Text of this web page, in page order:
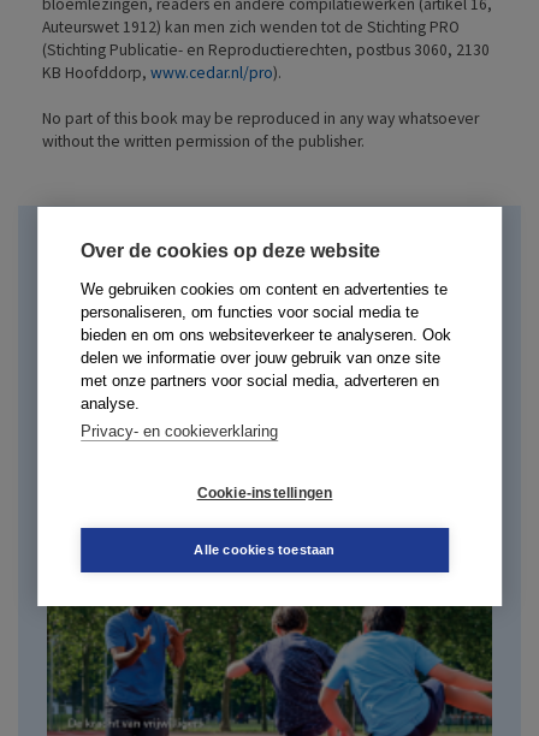
Over de cookies op deze website
We gebruiken cookies om content en advertenties te
personaliseren, om functies voor social media te
bieden en om ons websiteverkeer te analyseren. Ook
delen we informatie over jouw gebruik van onze site
met onze partners voor social media, adverteren en
analyse.
Privacy- en cookieverklaring
Cookie-instellingen
Alle cookies toestaan
bloemlezingen, readers en andere compilatiewerken (artikel 16,
Auteurswet 1912) kan men zich wenden tot de Stichting PRO
(Stichting Publicatie- en Reproductierechten, postbus 3060, 2130
KB Hoofddorp, www.cedar.nl/pro).
No part of this book may be reproduced in any way whatsoever
without the written permission of the publisher.
LAATSTE NUMMER
Les 238 | Vrijwilligers aan zet